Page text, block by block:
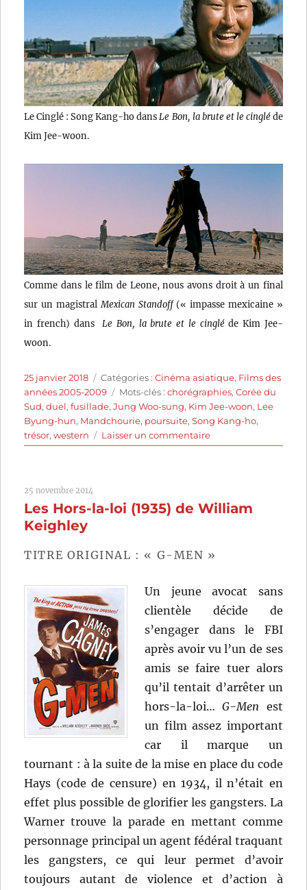
Le Cinglé : Song Kang-ho dans Le Bon, la brute et le cingléde
Kim Jee-woon.
Comme dans le film de Leone, nous avons droit à un final
sur un magistralMexican Standoff(« impasse mexicaine »
in french) dansLe Bon, la brute et le cingléde Kim Jee-
woon.
Publié
le
25 janvier 2018 Catégories
Catégories :Cinéma asiatique, Films des
années 2005-2009
Étiquettes
Mots-clés :chorégraphies,Corée du
Sud,duel,fusillade,Jung Woo-sung, Kim Jee-woon, Lee
Byung-hun, Mandchourie, poursuite,Song Kang-ho,
trésor,western Laisser un commentairesur
Le
et
Jee-
woon
25 novembre 2014
Les Hors-la-loi (1935) de William
Keighley
TITRE ORIGINAL : « G-MEN »
Un jeune avocat sans
clientèle décide de
s’engager dans le FBI
après avoir vu l’un de ses
amis se faire tuer alors
qu’il tentait d’arrêter un
hors-la-loi…G-Men est
un film assez important
car il marque un
tournant : à la suite de la mise en place du code
Hays (code de censure) en 1934, il n’était en
effet plus possible de glorifier les gangsters. La
Warner trouve la parade en mettant comme
personnage principal un agent fédéral traquant
les gangsters, ce qui leur permet d’avoir
toujours autant de violence et d’action à